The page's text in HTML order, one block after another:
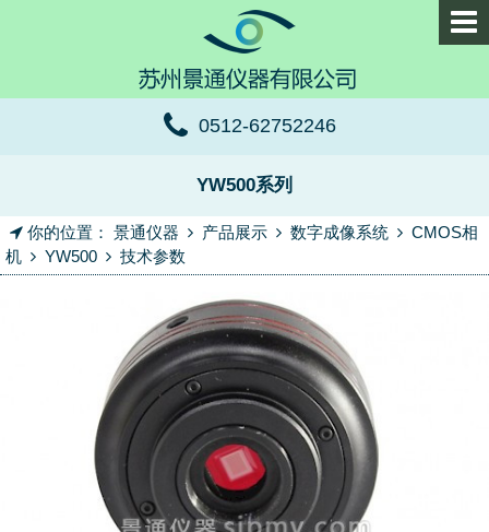
0512-62752246
YW500系列
你的位置： 景通仪器 产品展示 数字成像系统
CMOS相
机
YW500 技术参数